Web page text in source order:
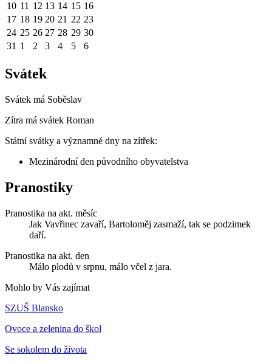
10 11 12 13 14 15 16
17 18 19 20 21 22 23
24 25 26 27 28 29 30
31 1 2 3 4 5 6
Svátek
Svátek má Soběslav
Zítra má svátek Roman
Státní svátky a významné dny na zítřek:
Mezinárodní den původního obyvatelstva
Pranostiky
Pranostika na akt. měsíc
Jak Vavřinec zavaří, Bartoloměj zasmaží, tak se podzimek
daří.
Pranostika na akt. den
Málo plodů v srpnu, málo včel z jara.
Mohlo by Vás zajímat
SZUŠ Blansko
Ovoce a zelenina do škol
Se sokolem do života